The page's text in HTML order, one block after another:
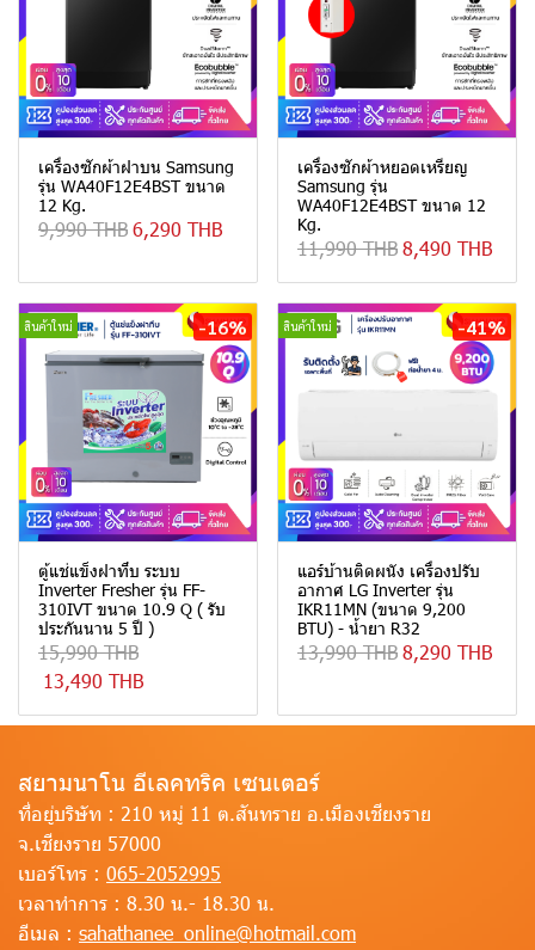
เครื่องซักผ้าฝาบน Samsung
รุ่น WA40F12E4BST ขนาด
12 Kg.
9,990 THB6,290 THB
เครื่องซักผ้าหยอดเหรียญ
Samsung รุ่น
WA40F12E4BST ขนาด 12
Kg.
11,990 THB8,490 THB
สินค้าใหม่ -16%
ตู้แช่แข็งฝาทึบ ระบบ
Inverter Fresher รุ่น FF-
310IVT ขนาด 10.9 Q ( รับ
ประกันนาน 5 ปี )
15,990 THB
13,490 THB
สินค้าใหม่ -41%
แอร์บ้านติดผนัง เครื่องปรับ
อากาศ LG Inverter รุ่น
IKR11MN (ขนาด 9,200
BTU) - น้ำยา R32
13,990 THB8,290 THB
สยามนาโน อีเลคทริค เซนเตอร์
ที่อยู่บริษัท : 210 หมู่ 11 ต.สันทราย อ.เมืองเชียงราย
จ.เชียงราย 57000
เบอร์โทร : 065-2052995
เวลาทำการ : 8.30 น.- 18.30 น.
อีเมล : sahathanee_online@hotmail.com